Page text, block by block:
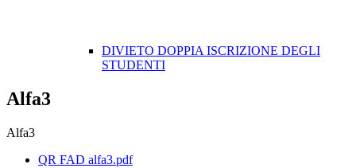
DIVIETO DOPPIA ISCRIZIONE DEGLI
STUDENTI
Alfa3
Alfa3
QR FAD alfa3.pdf